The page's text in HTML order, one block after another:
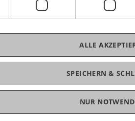
engineering experience to
at schools and universities such
Urban Planning Rotterdam and
the Royal Academy of Fine
has recently given lectures at
and Oxford, UK.
SPEICHERN &
ALLE
NUR